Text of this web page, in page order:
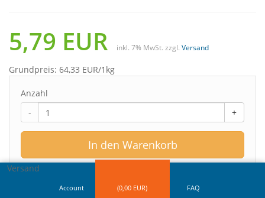
5,79 EUR inkl. 7% MwSt. zzgl. Versand
Grundpreis: 64,33 EUR/1kg
Anzahl
-
+
In den Warenkorb
Versand
Account (0,00 EUR) FAQ